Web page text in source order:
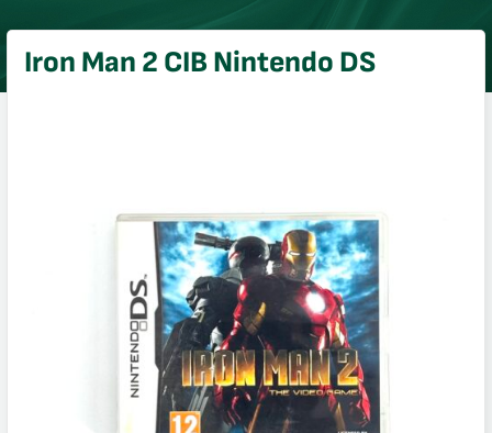
Iron Man 2 CIB Nintendo DS
sulje